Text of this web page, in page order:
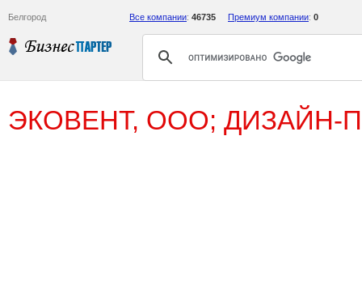
Белгород Все компании: 46735 Премиум компании: 0
ЭКОВЕНТ, ООО; ДИЗАЙН-